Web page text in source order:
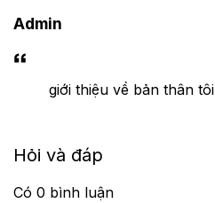
Admin
giới thiệu về bản thân tôi
Hỏi và đáp
Có 0 bình luận